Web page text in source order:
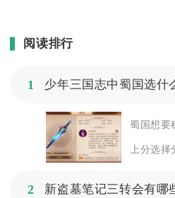
阅读排行
1
蜀国想要
上分选
2